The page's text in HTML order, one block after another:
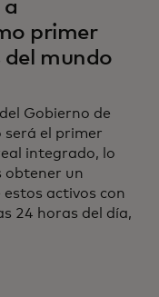
a
primer
del mundo
Gobierno de
será el primer
integrado, lo
obtener un
activos con
24 horas del día,
nueva